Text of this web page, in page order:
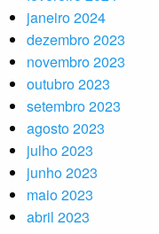
janeiro 2024
dezembro 2023
novembro 2023
outubro 2023
setembro 2023
agosto 2023
julho 2023
junho 2023
maio 2023
abril 2023